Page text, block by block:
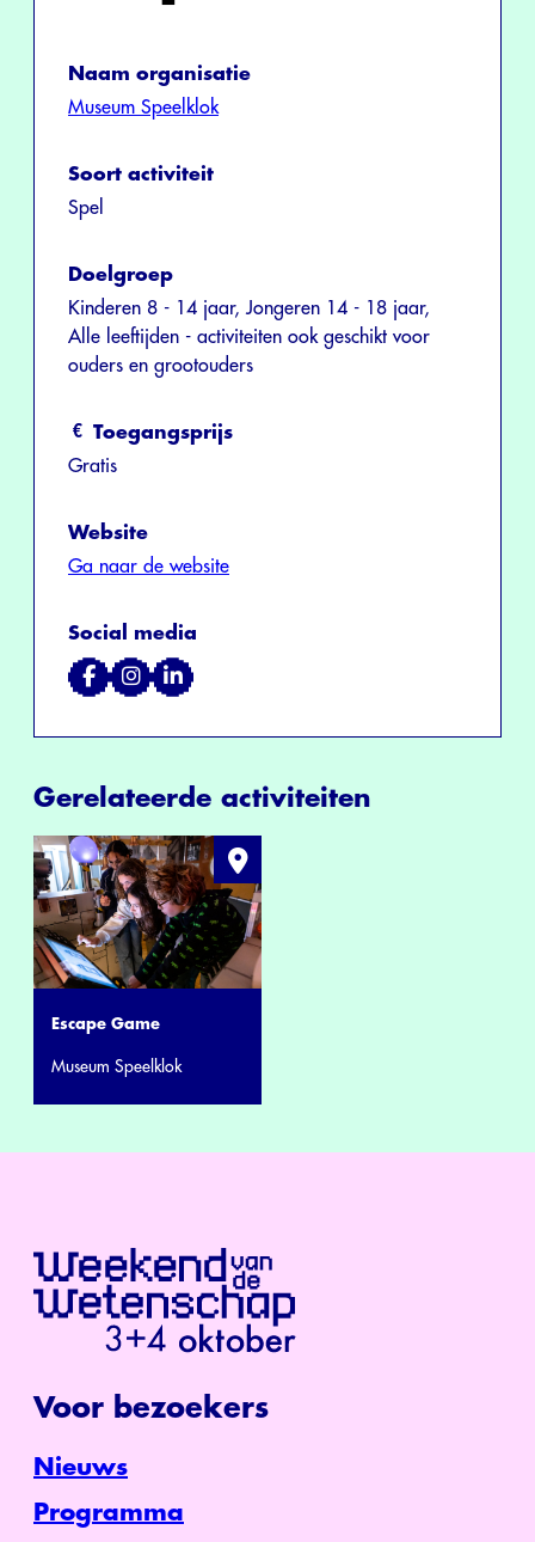
Naam organisatie
Museum Speelklok
Soort activiteit
Spel
Doelgroep
Kinderen 8 - 14 jaar, Jongeren 14 - 18 jaar,
Alle leeftijden - activiteiten ook geschikt voor
ouders en grootouders
Toegangsprijs
Gratis
Website
Ga naar de website
Social media
Gerelateerde activiteiten
Escape Game
Museum Speelklok
Voor bezoekers
Nieuws
Programma